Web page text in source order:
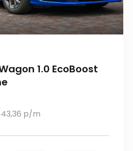
1.0 EcoBoost
p/m